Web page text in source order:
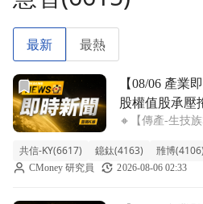
最新 最熱
前往【08/06 產業即時新聞】傳
【08/06 產業
股權值股承壓
股逆勢吸金展
🔸【傳產-生技
整體類股指數下
中觀察，高價股
共信-KY(6617) 鐿鈦(4163) 雃博(4106)
CMoney 研究員 2026-08-06 02:33